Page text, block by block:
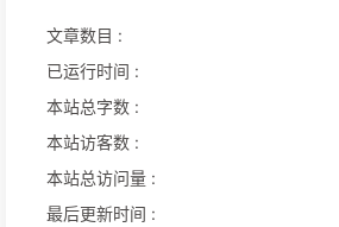
文章数目 :
已运行时间 :
本站总字数 :
本站访客数 :
本站总访问量 :
最后更新时间 :